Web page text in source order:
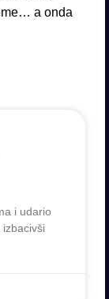
a onda
i udario